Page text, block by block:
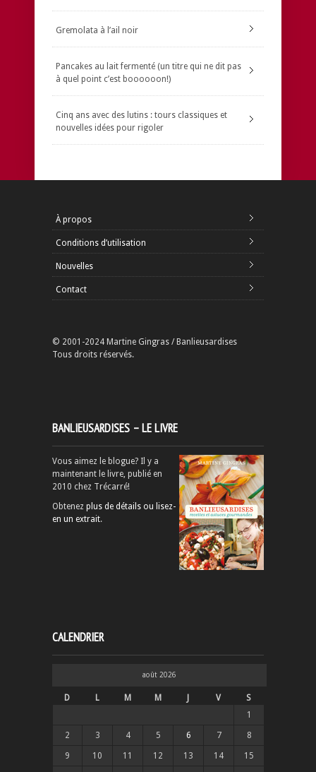
Gremolata à l’ail noir
Pancakes au lait fermenté (un titre qui ne dit pas
à quel point c’est boooooon!)
Cinq ans avec des lutins : tours classiques et
nouvelles idées pour rigoler
À propos
Conditions d’utilisation
Nouvelles
Contact
© 2001-2024 Martine Gingras / Banlieusardises
Tous droits réservés.
BANLIEUSARDISES – LE LIVRE
Vous aimez le blogue? Il y a
maintenant le livre, publié en
2010 chez Trécarré!
Obtenez plus de détails ou lisez-
en un extrait.
CALENDRIER
août 2026
D L M M J V
S
1
2 3 4 5 6 7 8
9 10 11 12 13 14 15